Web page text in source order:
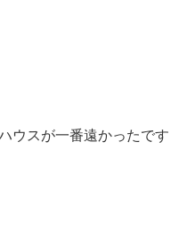
ウスが一番遠かったです